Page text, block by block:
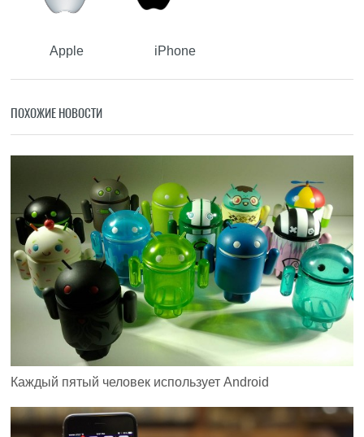
Apple iPhone
ПОХОЖИЕ НОВОСТИ
Каждый пятый человек использует Android